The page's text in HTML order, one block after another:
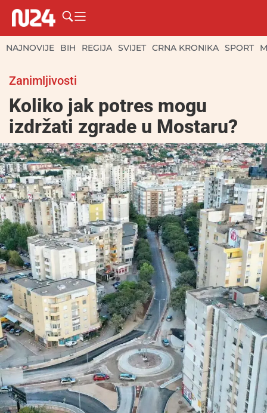
NAJNOVIJE BIH REGIJA SVIJET CRNA KRONIKA SPORT
Zanimljivosti
Koliko jak potres mogu
izdržati zgrade u Mostaru?